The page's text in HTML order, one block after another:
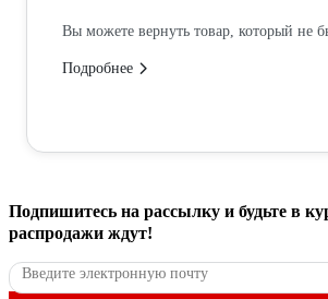
Вы можете вернуть товар, который не
Подробнее
Подпишитесь на рассылку и будьте в
распродажи ждут!